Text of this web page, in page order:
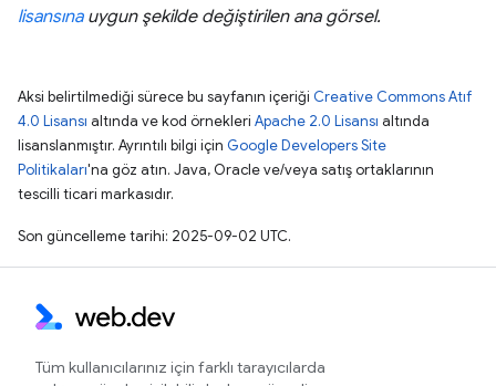
lisansınauygun şekilde değiştirilen ana görsel.
Aksi belirtilmediği sürece bu sayfanın içeriği Creative Commons Atıf
4.0 Lisansı altında ve kod örnekleri Apache 2.0 Lisansı altında
lisanslanmıştır. Ayrıntılı bilgi için Google Developers Site
Politikaları'na göz atın. Java, Oracle ve/veya satış ortaklarının
tescilli ticari markasıdır.
Son güncelleme tarihi: 2025-09-02 UTC.
Tüm kullanıcılarınız için farklı tarayıcılarda